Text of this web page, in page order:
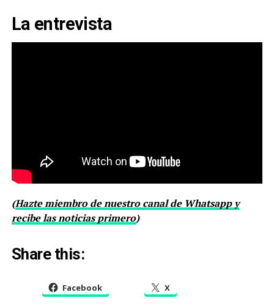
La entrevista
(Hazte miembro de nuestro canal de Whatsapp y
recibe las noticias primero)
Share this:
Facebook X